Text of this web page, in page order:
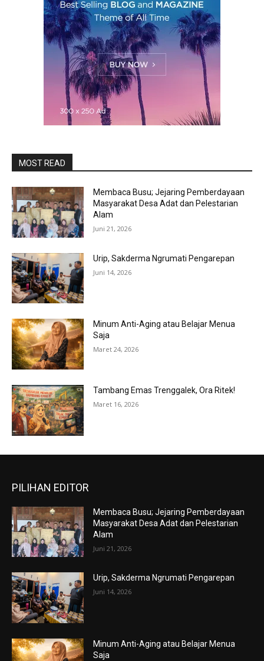
MOST READ
Membaca Busu; Jejaring Pemberdayaan
Masyarakat Desa Adat dan Pelestarian
Alam
Juni 21, 2026
Urip, Sakderma Ngrumati Pengarepan
Juni 14, 2026
Minum Anti-Aging atau Belajar Menua
Saja
Maret 24, 2026
Tambang Emas Trenggalek, Ora Ritek!
Maret 16, 2026
PILIHAN EDITOR
Membaca Busu; Jejaring Pemberdayaan
Masyarakat Desa Adat dan Pelestarian
Alam
Juni 21, 2026
Urip, Sakderma Ngrumati Pengarepan
Juni 14, 2026
Minum Anti-Aging atau Belajar Menua
Saja